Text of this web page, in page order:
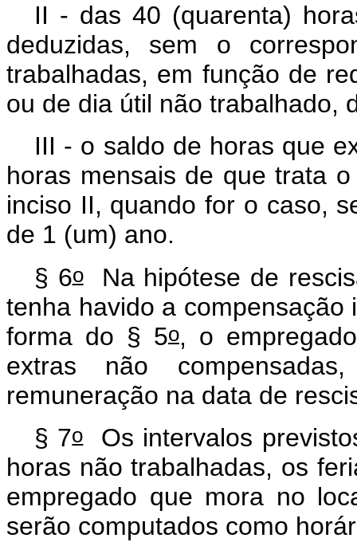
II - das 40 (quarenta)
deduzidas, sem o
trabalhadas, em função de
ou de dia útil não trabalhado,
III - o saldo de horas que
horas mensais de que trata
inciso II, quando for o caso,
de 1 (um) ano.
§ 6oNa hipótese de
tenha havido a
forma do § 5o, o
extras não
remuneração na data de
§ 7oOs intervalos
horas não trabalhadas, os
empregado que mora no
serão computados como